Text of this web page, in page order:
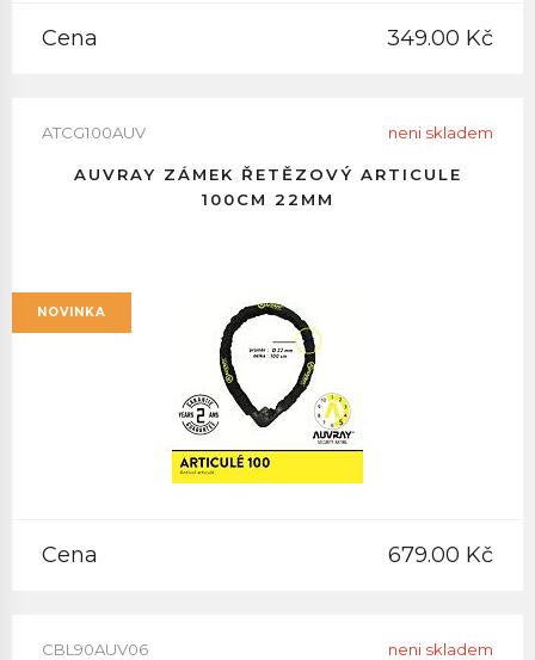
Cena 349.00 Kč
ATCG100AUV neni skladem
AUVRAY ZÁMEK ŘETĚZOVÝ ARTICULE
100CM 22MM
NOVINKA
Cena 679.00 Kč
CBL90AUV06 neni skladem